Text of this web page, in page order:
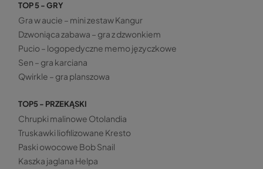
TOP 5 - GRY
Gra w aucie – mini zestaw Kangur
Dzwoniąca zabawa – gra z dzwonkiem
Pucio – logopedyczne memo języczkowe
Sen – gra karciana
Qwirkle – gra planszowa
TOP5 - PRZEKĄSKI
Chrupki malinowe Otolandia
Truskawki liofilizowane Kresto
Paski owocowe Bob Snail
Kaszka jaglana Helpa